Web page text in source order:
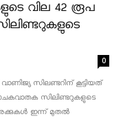
വില 42 രൂപ
0
സിലണ്ടറിന് കൂട്ടിയത്
സിലിണ്ടറുകളുടെ
ഇന്ന് മുതൽ